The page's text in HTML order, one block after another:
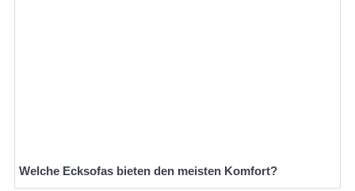
Welche Ecksofas bieten den meisten Komfort?